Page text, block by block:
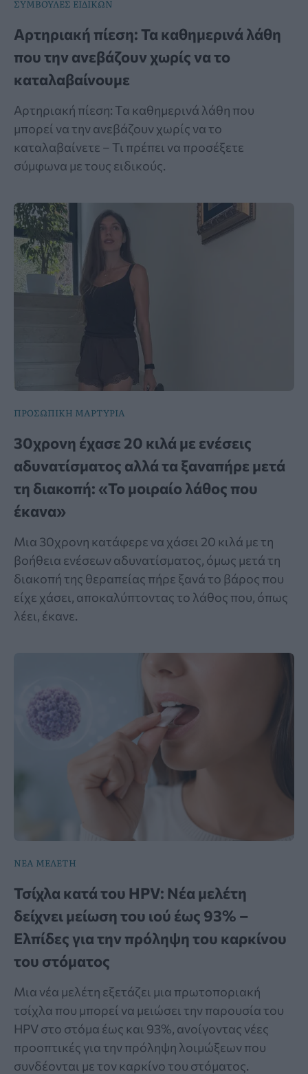
ΣΥΜΒΟΥΛΕΣ ΕΙΔΙΚΩΝ
Αρτηριακή πίεση: Τα καθημερινά λάθη
που την ανεβάζουν χωρίς να το
καταλαβαίνουμε
Αρτηριακή πίεση: Τα καθημερινά λάθη που
μπορεί να την ανεβάζουν χωρίς να το
καταλαβαίνετε – Τι πρέπει να προσέξετε
σύμφωνα με τους ειδικούς.
ΠΡΟΣΩΠΙΚΗ ΜΑΡΤΥΡΙΑ
30χρονη έχασε 20 κιλά με ενέσεις
αδυνατίσματος αλλά τα ξαναπήρε μετά
τη διακοπή: «Το μοιραίο λάθος που
έκανα»
Μια 30χρονη κατάφερε να χάσει 20 κιλά με τη
βοήθεια ενέσεων αδυνατίσματος, όμως μετά τη
διακοπή της θεραπείας πήρε ξανά το βάρος που
είχε χάσει, αποκαλύπτοντας το λάθος που, όπως
λέει, έκανε.
ΝΕΑ ΜΕΛΕΤΗ
Τσίχλα κατά του HPV: Νέα μελέτη
δείχνει μείωση του ιού έως 93% –
Ελπίδες για την πρόληψη του καρκίνου
του στόματος
Μια νέα μελέτη εξετάζει μια πρωτοποριακή
τσίχλα που μπορεί να μειώσει την παρουσία του
HPV στο στόμα έως και 93%, ανοίγοντας νέες
προοπτικές για την πρόληψη λοιμώξεων που
συνδέονται με τον καρκίνο του στόματος.